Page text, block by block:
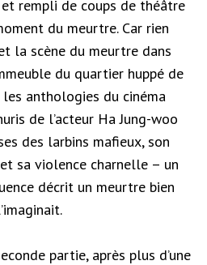
rempli de coups de théâtre
du meurtre. Car rien
la scène du meurtre dans
du quartier huppé de
anthologies du cinéma
de l’acteur Ha Jung-woo
des larbins mafieux, son
sa violence charnelle – un
décrit un meurtre bien
partie, après plus d’une